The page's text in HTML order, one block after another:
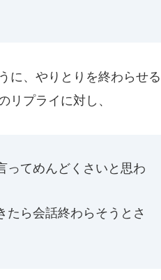
に、やりとりを終わらせる
リプライに対し、
ってめんどくさいと思わ
たら会話終わらそうとさ